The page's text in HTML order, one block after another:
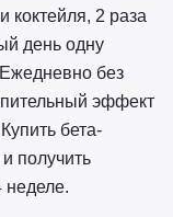
коктейля, 2 раза
день одну
без
эффект
бета-
получить
неделе.